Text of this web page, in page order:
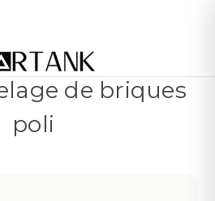
Passer au contenu principal
de briques
poli